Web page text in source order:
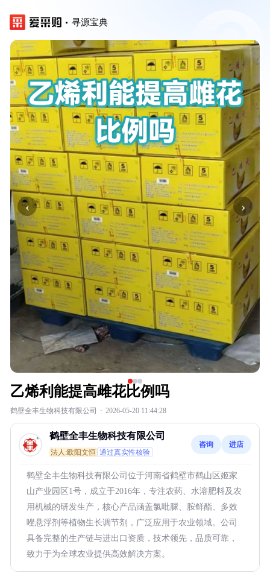
寻源宝典
‹ ›
乙烯利能提高雌花比例吗
鹤壁全丰生物科技有限公司 · 2026-05-20 11:44:28
鹤壁全丰生物科技有限公司
法人:欧阳文恒 通过真实性核验
咨询 进店
鹤壁全丰生物科技有限公司位于河南省鹤壁市鹤山区姬家
山产业园区1号，成立于2016年，专注农药、水溶肥料及农
用机械的研发生产，核心产品涵盖氯吡脲、胺鲜酯、多效
唑悬浮剂等植物生长调节剂，广泛应用于农业领域。公司
具备完整的生产链与进出口资质，技术领先，品质可靠，
致力于为全球农业提供高效解决方案。